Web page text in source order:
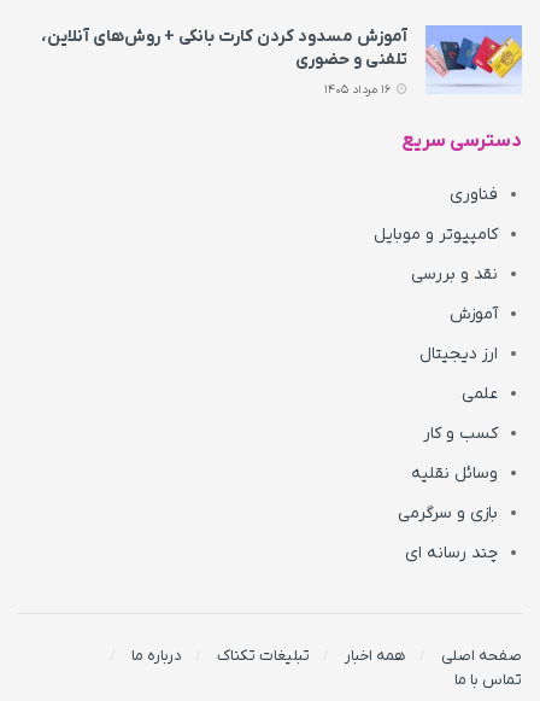
آموزش مسدود کردن کارت بانکی + روش‌های آنلاین،
تلفنی و حضوری
دسترسی سریع
فناوری
کامپیوتر و موبایل
نقد و بررسی
آموزش
ارز دیجیتال
علمی
کسب و کار
وسائل نقلیه
بازی و سرگرمی
چند رسانه ای
صفحه اصلی همه اخبار تبلیغات تکناک
درباره ما
تماس با ما